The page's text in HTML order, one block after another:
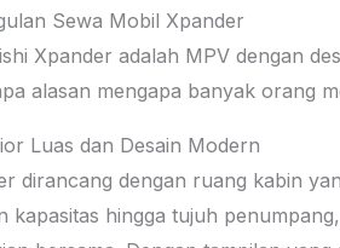
Sewa Mobil Xpander
Xpander adalah MPV dengan
alasan mengapa banyak orang
Luas dan Desain Modern
dirancang dengan ruang kabin
kapasitas hingga tujuh